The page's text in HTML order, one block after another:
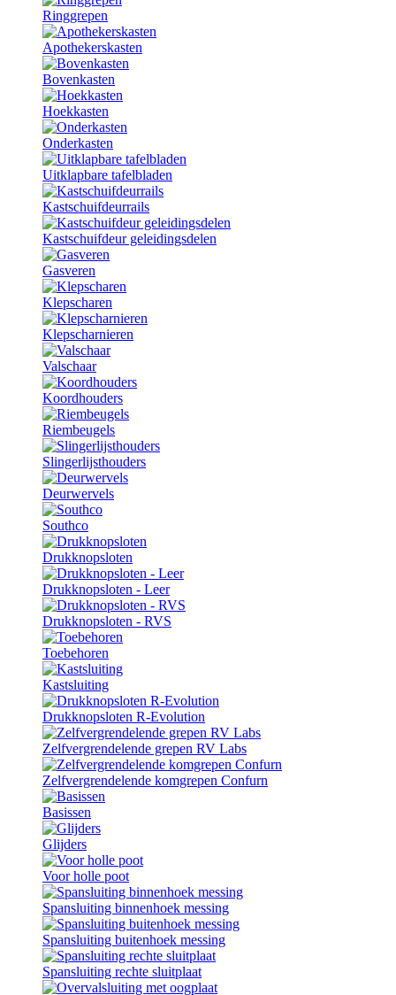
Ringgrepen
Apothekerskasten
Bovenkasten
Hoekkasten
Onderkasten
Uitklapbare tafelbladen
Kastschuifdeurrails
Kastschuifdeur geleidingsdelen
Gasveren
Klepscharen
Klepscharnieren
Valschaar
Koordhouders
Riembeugels
Slingerlijsthouders
Deurwervels
Southco
Drukknopsloten
Drukknopsloten - Leer
Drukknopsloten - RVS
Toebehoren
Kastsluiting
Drukknopsloten R-Evolution
Zelfvergrendelende grepen RV Labs
Zelfvergrendelende komgrepen Confurn
Basissen
Glijders
Voor holle poot
Spansluiting binnenhoek messing
Spansluiting buitenhoek messing
Spansluiting rechte sluitplaat